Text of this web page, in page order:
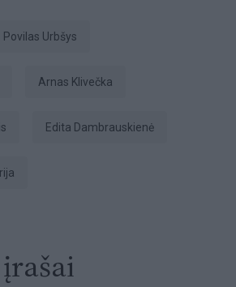
Povilas Urbšys
Arnas Klivečka
Edita Dambrauskienė